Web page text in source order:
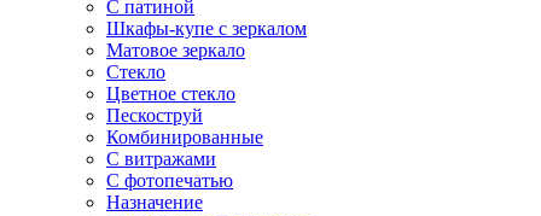
С патиной
Шкафы-купе с зеркалом
Матовое зеркало
Стекло
Цветное стекло
Пескоструй
Комбинированные
С витражами
С фотопечатью
Назначение